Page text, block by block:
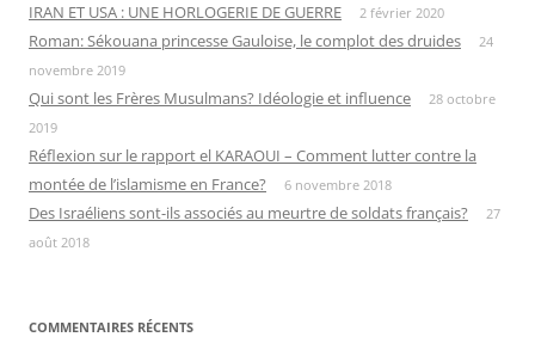
IRAN ET USA : UNE HORLOGERIE DE GUERRE 2 février 2020
Roman: Sékouana princesse Gauloise, le complot des druides
24
novembre 2019
Qui sont les Frères Musulmans? Idéologie et influence
28 octobre
2019
Réflexion sur le rapport el KARAOUI – Comment lutter contre la
montée de l’islamisme en France?
6 novembre 2018
Des Israéliens sont-ils associés au meurtre de soldats français?
27
août 2018
COMMENTAIRES RÉCENTS